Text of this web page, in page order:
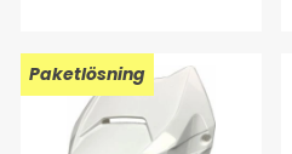
Paketlösning